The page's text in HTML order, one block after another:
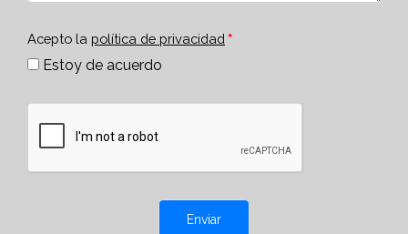
Acepto la política de privacidad
Estoy de acuerdo
Enviar